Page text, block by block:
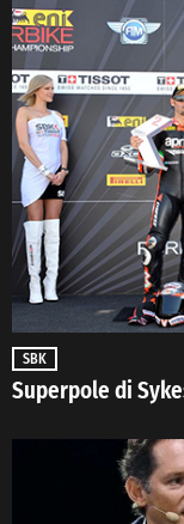
SBK
Superpole di